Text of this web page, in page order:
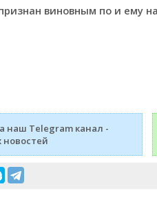
виновным по и ему
наш Telegram канал -
новостей